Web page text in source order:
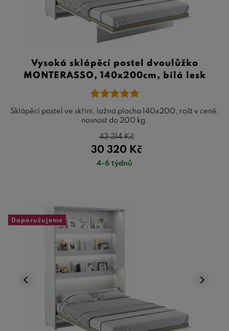
Vysoká sklápěcí postel dvoulůžko
MONTERASSO, 140x200cm, bílá lesk
Sklápěcí postel ve skříni, ložná plocha 140x200, rošt v ceně,
nosnost do 200 kg.
30 320 Kč
43 314Kč
4-6 týdnů
Doporučujeme